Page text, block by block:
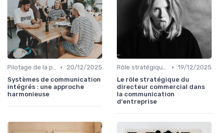
Pilotage de la performance communication •
20/12/2025
Systèmes de communication
intégrés : une approche
harmonieuse
Rôle stratégique du directeur de la communication • 19/12/2025
Le rôle stratégique du
directeur commercial dans
la communication
d'entreprise